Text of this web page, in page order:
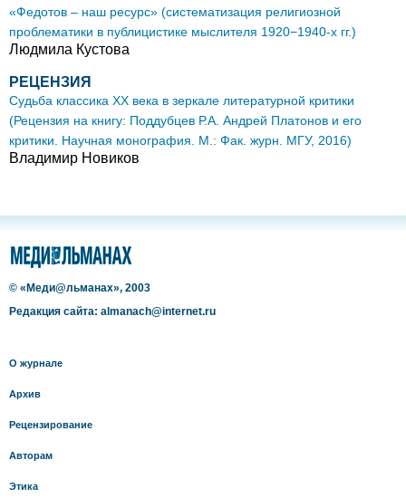
«Федотов – наш ресурс» (систематизация религиозной
проблематики в публицистике мыслителя 1920−1940-х гг.)
Людмила Кустова
РЕЦЕНЗИЯ
Судьба классика ХХ века в зеркале литературной критики
(Рецензия на книгу: Поддубцев Р.А. Андрей Платонов и его
критики. Научная монография. М.: Фак. журн. МГУ, 2016)
Владимир Новиков
© «Меди@льманах», 2003
Редакция сайта: almanach@internet.ru
О журнале
Архив
Рецензирование
Авторам
Этика